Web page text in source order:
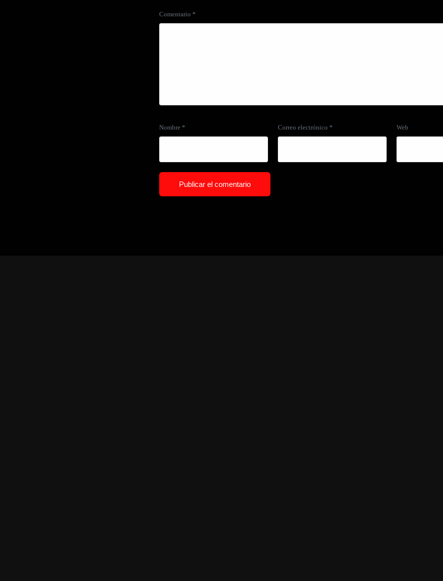
Comentario *
Nombre * Correo electrónico * Web